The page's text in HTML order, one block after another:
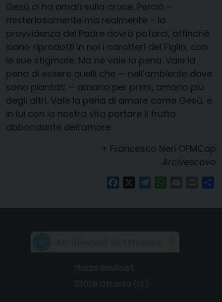
Gesù ci ha amati sulla croce. Perciò –
misteriosamente ma realmente – la
provvidenza del Padre dovrà potarci, affinché
siano riprodotti in noi i caratteri del Figlio, con
le sue stigmate. Ma ne vale la pena. Vale la
pena di essere quelli che — nell’ambiente dove
sono piantati — amano per primi, amano più
degli altri. Vale la pena di amare come Gesù, e
in lui con la nostra vita portare il frutto
abbondante dell’amore.
+ Francesco Neri OFMCap
Arcivescovo
FacebookTelegramWhatsAppPrint